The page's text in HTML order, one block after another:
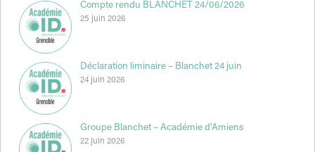
Compte rendu BLANCHET 24/06/2026
25 juin 2026
Déclaration liminaire – Blanchet 24 juin
24 juin 2026
Groupe Blanchet – Académie d’Amiens
22 juin 2026